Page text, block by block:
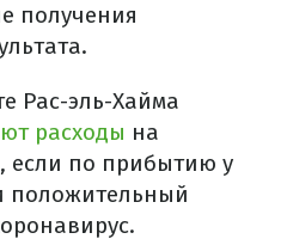
получения
Рас-эль-Хайма
расходы на
если по прибытию у
положительный